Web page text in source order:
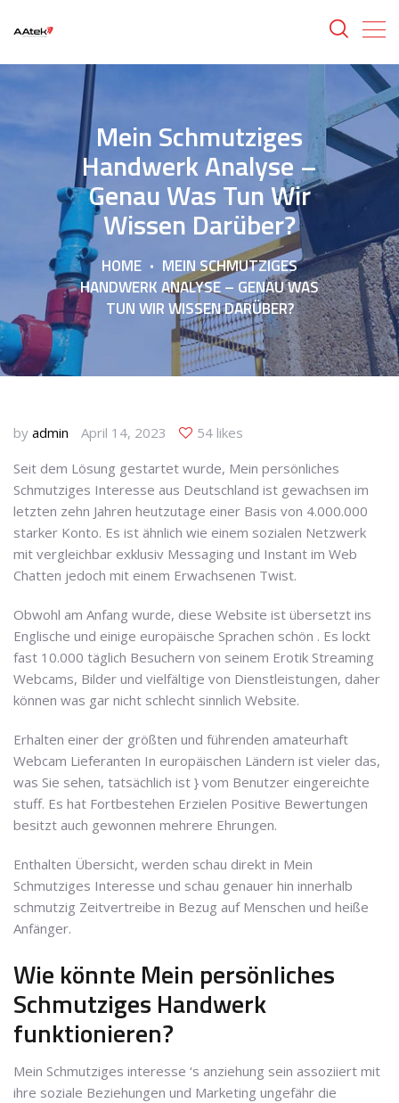
Mein Schmutziges
Handwerk Analyse –
Genau Was Tun Wir
Wissen Darüber?
HOME
MEIN SCHMUTZIGES
HANDWERK ANALYSE – GENAU WAS
TUN WIR WISSEN DARÜBER?
by admin April 14, 2023
54 likes
Seit dem Lösung gestartet wurde, Mein persönliches
Schmutziges Interesse aus Deutschland ist gewachsen im
letzten zehn Jahren heutzutage einer Basis von 4.000.000
starker Konto. Es ist ähnlich wie einem sozialen Netzwerk
mit vergleichbar exklusiv Messaging und Instant im Web
Chatten jedoch mit einem Erwachsenen Twist.
Obwohl am Anfang wurde, diese Website ist übersetzt ins
Englische und einige europäische Sprachen schön . Es lockt
fast 10.000 täglich Besuchern von seinem Erotik Streaming
Webcams, Bilder und vielfältige von Dienstleistungen, daher
können was gar nicht schlecht sinnlich Website.
Erhalten einer der größten und führenden amateurhaft
Webcam Lieferanten In europäischen Ländern ist vieler das,
was Sie sehen, tatsächlich ist } vom Benutzer eingereichte
stuff. Es hat Fortbestehen Erzielen Positive Bewertungen
besitzt auch gewonnen mehrere Ehrungen.
Enthalten Übersicht, werden schau direkt in Mein
Schmutziges Interesse und schau genauer hin innerhalb
schmutzig Zeitvertreibe in Bezug auf Menschen und heiße
Anfänger.
Wie könnte Mein persönliches
Schmutziges Handwerk
funktionieren?
Mein Schmutziges interesse ‘s anziehung sein assoziiert mit
ihre soziale Beziehungen und Marketing ungefähr die